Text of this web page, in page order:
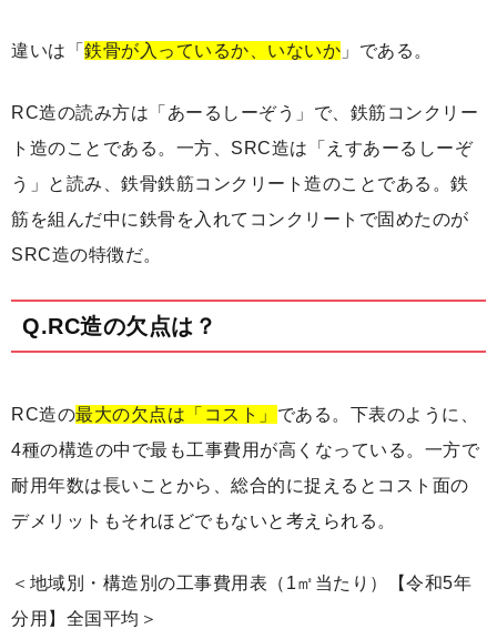
違いは「 鉄骨が入っているか、いないか 」である。
RC造の読み方は「あーるしーぞう」で、鉄筋コンクリー
ト造のことである。一方、SRC造は「えすあーるしーぞ
う」と読み、鉄骨鉄筋コンクリート造のことである。鉄
筋を組んだ中に鉄骨を入れてコンクリートで固めたのが
SRC造の特徴だ。
Q.RC造の欠点は？
RC造の最大の欠点は「コスト」 である。下表のように、
4種の構造の中で最も工事費用が高くなっている。一方で
耐用年数は長いことから、総合的に捉えるとコスト面の
デメリットもそれほどでもないと考えられる。
＜地域別・構造別の工事費用表（1㎡当たり）【令和5年
分用】全国平均＞